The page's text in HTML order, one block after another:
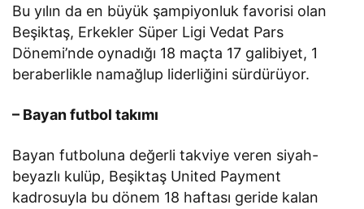
Bu yılın da en büyük şampiyonluk favorisi olan
Beşiktaş, Erkekler Süper Ligi Vedat Pars
Dönemi’nde oynadığı 18 maçta 17 galibiyet, 1
beraberlikle namağlup liderliğini sürdürüyor.
– Bayan futbol takımı
Bayan futboluna değerli takviye veren siyah-
beyazlı kulüp, Beşiktaş United Payment
kadrosuyla bu dönem 18 haftası geride kalan